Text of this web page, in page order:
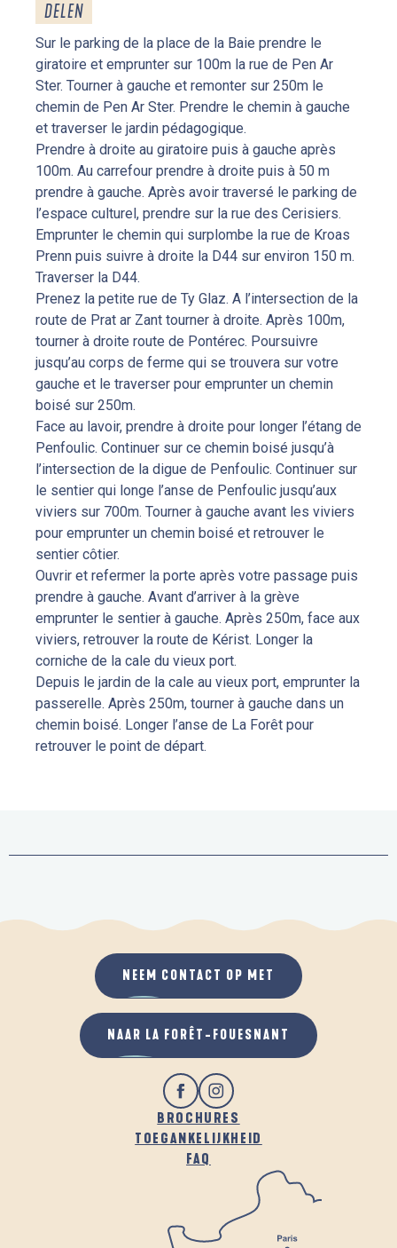
DELEN
Sur le parking de la place de la Baie prendre le
giratoire et emprunter sur 100m la rue de Pen Ar
Ster. Tourner à gauche et remonter sur 250m le
chemin de Pen Ar Ster. Prendre le chemin à gauche
et traverser le jardin pédagogique.
Prendre à droite au giratoire puis à gauche après
100m. Au carrefour prendre à droite puis à 50 m
prendre à gauche. Après avoir traversé le parking de
l’espace culturel, prendre sur la rue des Cerisiers.
Emprunter le chemin qui surplombe la rue de Kroas
Prenn puis suivre à droite la D44 sur environ 150 m.
Traverser la D44.
Prenez la petite rue de Ty Glaz. A l’intersection de la
route de Prat ar Zant tourner à droite. Après 100m,
tourner à droite route de Pontérec. Poursuivre
jusqu’au corps de ferme qui se trouvera sur votre
gauche et le traverser pour emprunter un chemin
boisé sur 250m.
Face au lavoir, prendre à droite pour longer l’étang de
Penfoulic. Continuer sur ce chemin boisé jusqu’à
l’intersection de la digue de Penfoulic. Continuer sur
le sentier qui longe l’anse de Penfoulic jusqu’aux
viviers sur 700m. Tourner à gauche avant les viviers
pour emprunter un chemin boisé et retrouver le
sentier côtier.
Ouvrir et refermer la porte après votre passage puis
prendre à gauche. Avant d’arriver à la grève
emprunter le sentier à gauche. Après 250m, face aux
viviers, retrouver la route de Kérist. Longer la
corniche de la cale du vieux port.
Depuis le jardin de la cale au vieux port, emprunter la
passerelle. Après 250m, tourner à gauche dans un
chemin boisé. Longer l’anse de La Forêt pour
retrouver le point de départ.
BROCHURES
TOEGANKELIJKHEID
FAQ
NEEM CONTACT OP MET
NAAR LA FORÊT-FOUESNANT